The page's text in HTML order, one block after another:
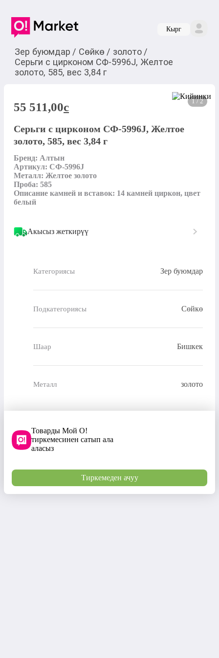
Кырг
Зер буюмдар / Сөйкө / золото /
Серьги с цирконом СФ-5996J, Желтое
золото, 585, вес 3,84 г
1 / 2
55 511,00c
Серьги с цирконом СФ-5996J, Желтое
золото, 585, вес 3,84 г
Бренд: Алтын
Артикул: СФ-5996J
Металл: Желтое золото
Проба: 585
Описание камней и вставок: 14 камней циркон, цвет
белый
Акысыз жеткирүү
Категориясы Зер буюмдар
Подкатегориясы Сөйкө
Шаар Бишкек
Металл золото
Товарды Мой О!
тиркемесинен сатып ала
аласыз
Тиркемеден ачуу